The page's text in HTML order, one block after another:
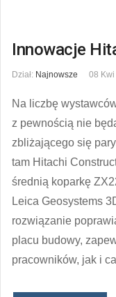
Innowacje
Dział: Najnowsze 08
Na liczbę
z pewnością nie
zbliżającego się
tam Hitachi
średnią koparkę
Leica Geosystems
rozwiązanie
placu budowy,
pracowników, jak i